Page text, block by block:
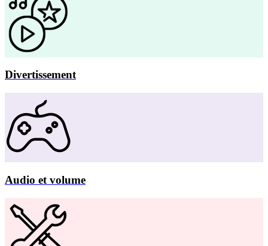
Divertissement
Audio et volume